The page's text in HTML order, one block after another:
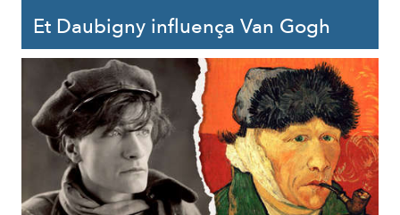
Et Daubigny influença Van Gogh